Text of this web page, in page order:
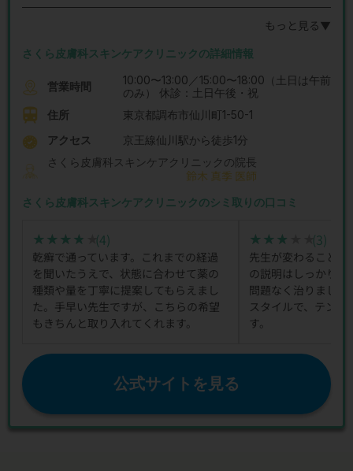
もっと見る▼
さくら皮膚科スキンケアクリニックの詳細情報
営業時間
10:00〜13:00／15:00〜18:00（土日は午前
のみ） 休診：土日午後・祝
住所
東京都調布市仙川町1-50-1
アクセス
京王線仙川駅から徒歩1分
さくら皮膚科スキンケアクリニックの院長
鈴木 真季 医師
さくら皮膚科スキンケアクリニックのシミ取りの口コミ
★★★★★
★★★★★(4)
乾癬で通っています。これまでの経過
を聞いたうえで、状態に合わせて薬の
種類や量を丁寧に提案してもらえまし
た。手早い先生ですが、こちらの希望
もきちんと取り入れてくれます。
★★★★★
★★★★★(3)
先生が変わること
の説明はしっかりし
問題なく治りまし
スタイルで、テンポ
す。
公式サイトを見る